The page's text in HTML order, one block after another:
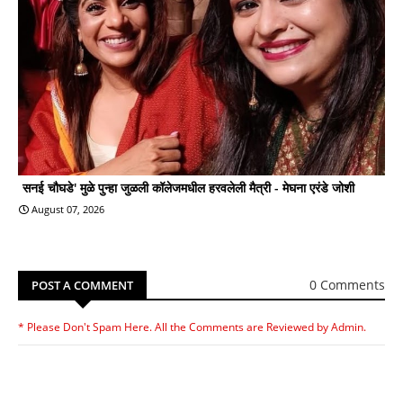
सनई चौघडे' मुळे पुन्हा जुळली कॉलेजमधील हरवलेली मैत्री - मेघना एरंडे जोशी
August 07, 2026
POST A COMMENT 0 Comments
* Please Don't Spam Here. All the Comments are Reviewed by Admin.